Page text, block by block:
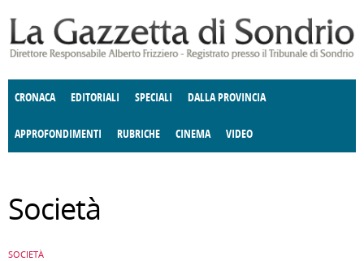
CRONACA EDITORIALI SPECIALI DALLA PROVINCIA
APPROFONDIMENTI
CULTURA E SPETTACOLI
RUBRICHE
DELLE IDEE FATTI DELLO SPIRITO
CINEMA VIDEO
Società
SOCIETÀ